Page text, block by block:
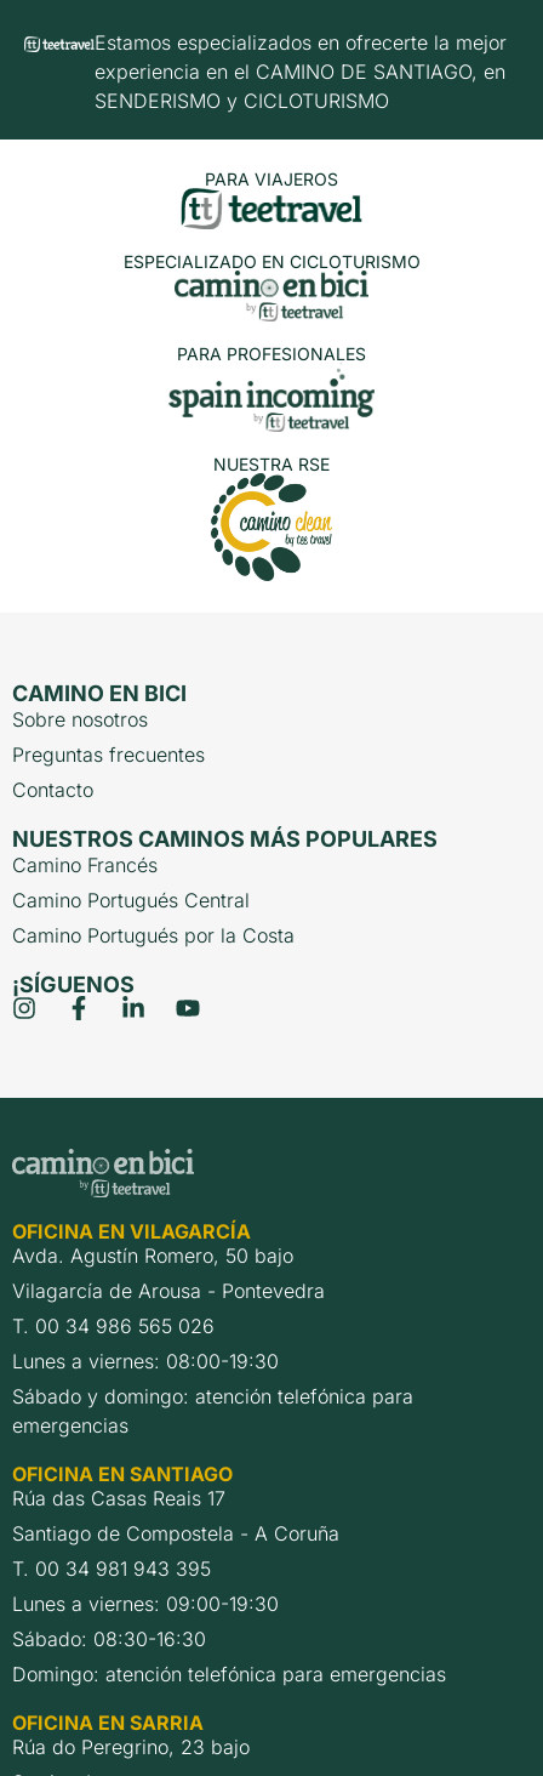
Estamos especializados en ofrecerte la mejor
experiencia en el CAMINO DE SANTIAGO, en
SENDERISMO y CICLOTURISMO
PARA VIAJEROS
ESPECIALIZADO EN CICLOTURISMO
PARA PROFESIONALES
NUESTRA RSE
CAMINO EN BICI
Sobre nosotros
Preguntas frecuentes
Contacto
NUESTROS CAMINOS MÁS POPULARES
Camino Francés
Camino Portugués Central
Camino Portugués por la Costa
¡SÍGUENOS
OFICINA EN VILAGARCÍA
Avda. Agustín Romero, 50 bajo
Vilagarcía de Arousa - Pontevedra
T. 00 34 986 565 026
Lunes a viernes: 08:00-19:30
Sábado y domingo: atención telefónica para
emergencias
OFICINA EN SANTIAGO
Rúa das Casas Reais 17
Santiago de Compostela - A Coruña
T. 00 34 981 943 395
Lunes a viernes: 09:00-19:30
Sábado: 08:30-16:30
Domingo: atención telefónica para emergencias
OFICINA EN SARRIA
Rúa do Peregrino, 23 bajo